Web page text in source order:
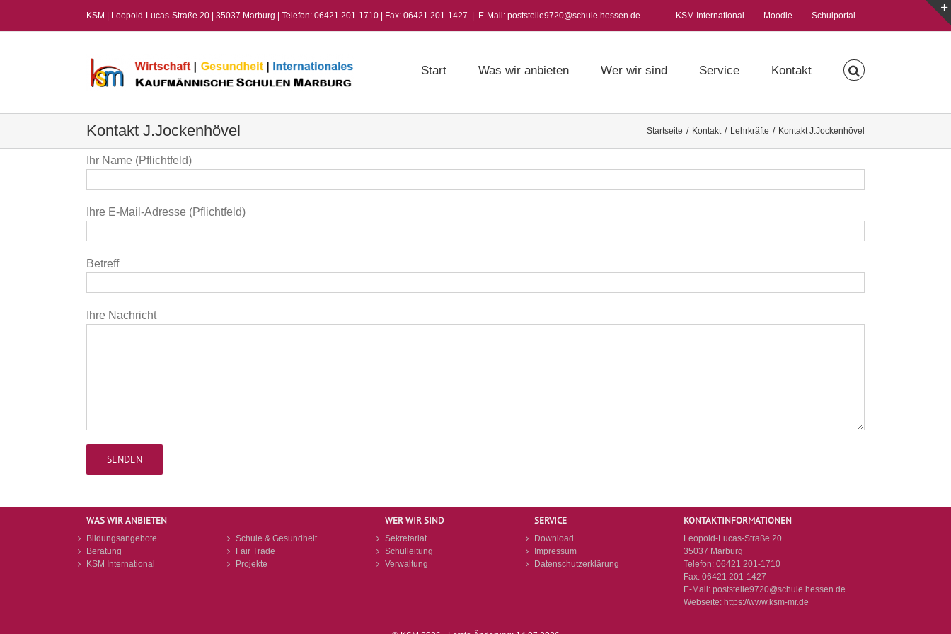
KSM | Leopold-Lucas-Straße 20 | 35037 Marburg | Telefon: 06421 201-1710 | Fax: 06421 201-1427 E-Mail: poststelle9720@schule.hessen.de KSM International Moodle Schulportal
Start Was wir anbieten Wer wir sind Service Kontakt
Kontakt J.Jockenhövel Startseite / Kontakt / Lehrkräfte / Kontakt J.Jockenhövel
Ihr Name (Pflichtfeld)
Ihre E-Mail-Adresse (Pflichtfeld)
Betreff
Ihre Nachricht
WAS WIR ANBIETEN
Bildungsangebote
Beratung
KSM International
Schule & Gesundheit
Fair Trade
Projekte
WER WIR SIND
Sekretariat
Schulleitung
Verwaltung
SERVICE
Download
Impressum
Datenschutzerklärung
KONTAKTINFORMATIONEN
Leopold-Lucas-Straße 20
35037 Marburg
Telefon: 06421 201-1710
Fax: 06421 201-1427
E-Mail: poststelle9720@schule.hessen.de
Webseite: https://www.ksm-mr.de